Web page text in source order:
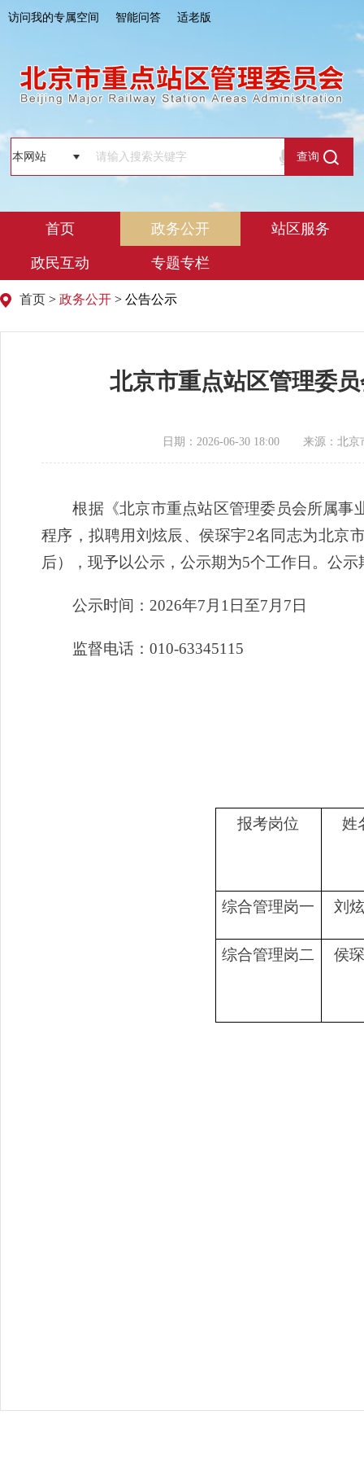
访问我的专属空间 智能问答 适老版
查询
首页 政务公开 站区服务
政民互动 专题专栏
首页 > 政务公开 > 公告公示
北京市重点站区管理委
日期：2026-06-30 18:00 来源：​北京
根据《北京市重点站区管理委员会所属事
程序，拟聘用刘炫辰、侯琛宇2名同志为北京
后），现予以公示，公示期为5个工作日。公
公示时间：2026年7月1日至7月7日
监督电话：010-63345115
报考岗位 姓
综合管理岗一 刘
综合管理岗二 侯